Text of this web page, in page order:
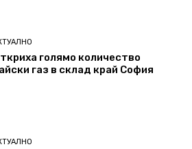
голямо количество
газ в склад край София